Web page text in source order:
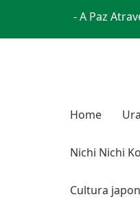
- A Paz
Home
Nichi Nichi
Cultura